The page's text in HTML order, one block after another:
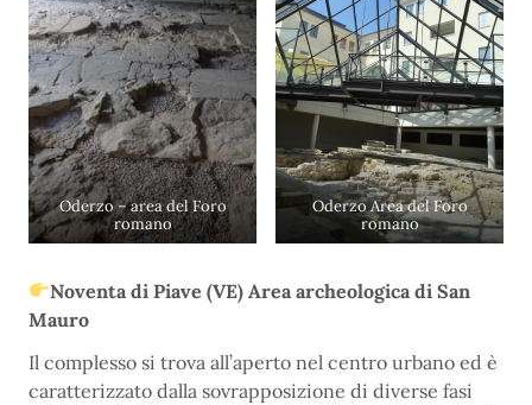
Oderzo – area del Foro
romano
Oderzo Area del Foro
romano
Noventa di Piave (VE) Area archeologica di San
Mauro
Il complesso si trova all’aperto nel centro urbano ed è
caratterizzato dalla sovrapposizione di diverse fasi